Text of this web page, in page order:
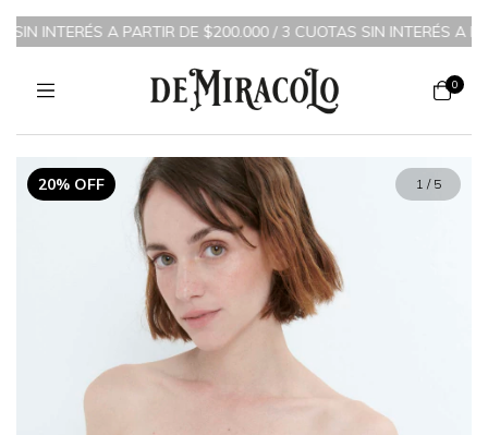
DE $200.000 / 3 CUOTAS SIN INTERÉS A PARTIR DE $70.000
0
20% OFF 1 / 5